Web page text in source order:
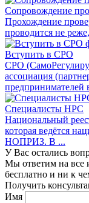
Сопровождение
Прохождение
проводится не
Вступить в СРО
СРО
ассоциация
предпринимателей
Специалисты НРС
Национальный
которая ведётся
НОПРИЗ. В ...
У Вас остались
Мы ответим на все
бесплатно и ни к
Получить
Имя